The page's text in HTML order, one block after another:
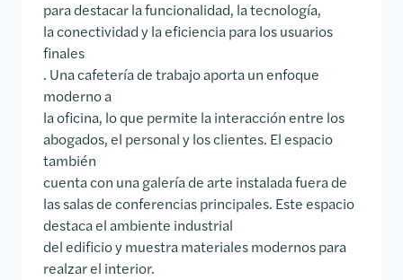
para destacar la funcionalidad, la tecnología,
la conectividad y la eficiencia para los usuarios
finales
. Una cafetería de trabajo aporta un enfoque
moderno a
la oficina, lo que permite la interacción entre los
abogados, el personal y los clientes. El espacio
también
cuenta con una galería de arte instalada fuera de
las salas de conferencias principales. Este espacio
destaca el ambiente industrial
del edificio y muestra materiales modernos para
realzar el interior.